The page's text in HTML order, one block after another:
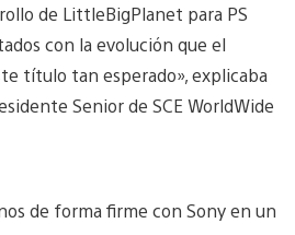
de LittleBigPlanet para PS
con la evolución que el
título tan esperado», explicaba
Senior de SCE WorldWide
de forma firme con Sony en un